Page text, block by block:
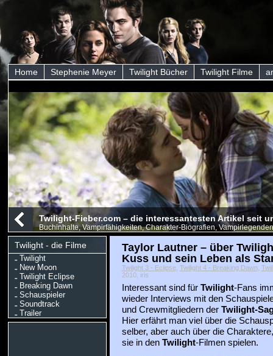
Home Stephenie Meyer Twilight Bücher Twilight Filme
Twilight-Fieber.com – die interessantesten Artikel seit
Buchinhalte, Vampirfähigkeiten, Charakter-Biografien,
Twilight - die Filme
Twilight
New Moon
Twilight Eclipse
Breaking Dawn
Schauspieler
Soundtrack
Trailer
Taylor Lautner – über
Kuss und sein Leben als
Twilight 3 - Eclipse, Twilight 4 - Breaking Dawn,
2010, iris
Interessant sind für Twilight-Fans
wieder Interviews mit den
und Crewmitgliedern der Twilight-
Hier erfährt man viel über die
selber, aber auch über die
sie in den Twilight-Filmen spielen.